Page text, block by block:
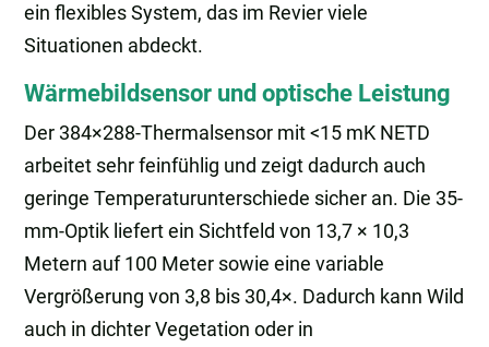
ein flexibles System, das im Revier viele
Situationen abdeckt.
Wärmebildsensor und optische Leistung
Der 384×288-Thermalsensor mit <15 mK NETD
arbeitet sehr feinfühlig und zeigt dadurch auch
geringe Temperaturunterschiede sicher an. Die 35-
mm-Optik liefert ein Sichtfeld von 13,7 × 10,3
Metern auf 100 Meter sowie eine variable
Vergrößerung von 3,8 bis 30,4×. Dadurch kann Wild
auch in dichter Vegetation oder in